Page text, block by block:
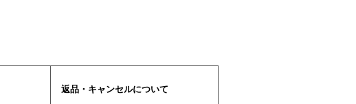
返品・キャンセルについて